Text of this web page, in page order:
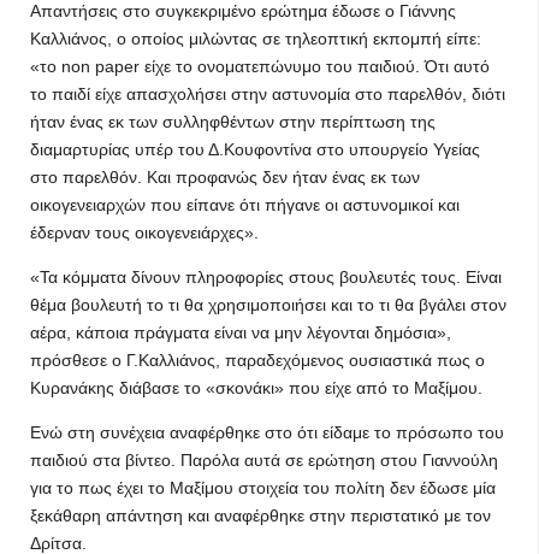
Απαντήσεις στο συγκεκριμένο ερώτημα έδωσε ο Γιάννης
Καλλιάνος, ο οποίος μιλώντας σε τηλεοπτική εκπομπή είπε:
«το non paper είχε το ονοματεπώνυμο του παιδιού. Ότι αυτό
το παιδί είχε απασχολήσει στην αστυνομία στο παρελθόν, διότι
ήταν ένας εκ των συλληφθέντων στην περίπτωση της
διαμαρτυρίας υπέρ του Δ.Κουφοντίνα στο υπουργείο Υγείας
στο παρελθόν. Και προφανώς δεν ήταν ένας εκ των
οικογενειαρχών που είπανε ότι πήγανε οι αστυνομικοί και
έδερναν τους οικογενειάρχες».
«Τα κόμματα δίνουν πληροφορίες στους βουλευτές τους. Είναι
θέμα βουλευτή το τι θα χρησιμοποιήσει και το τι θα βγάλει στον
αέρα, κάποια πράγματα είναι να μην λέγονται δημόσια»,
πρόσθεσε ο Γ.Καλλιάνος, παραδεχόμενος ουσιαστικά πως ο
Κυρανάκης διάβασε το «σκονάκι» που είχε από το Μαξίμου.
Ενώ στη συνέχεια αναφέρθηκε στο ότι είδαμε το πρόσωπο του
παιδιού στα βίντεο. Παρόλα αυτά σε ερώτηση στου Γιαννούλη
για το πως έχει το Μαξίμου στοιχεία του πολίτη δεν έδωσε μία
ξεκάθαρη απάντηση και αναφέρθηκε στην περιστατικό με τον
Δρίτσα.